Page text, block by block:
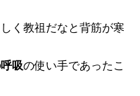
く教祖だなと背筋が寒
吸の使い手であったこ